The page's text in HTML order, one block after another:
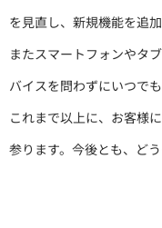
を見直し、新規機能を追
またスマートフォンやタ
バイスを問わずにいつで
これまで以上に、お客様
参ります。今後とも、ど